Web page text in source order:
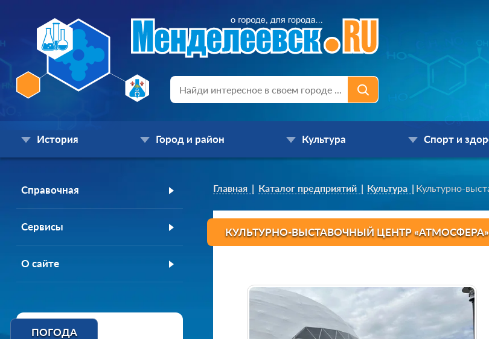
История Город и район Культура Спорт и
Справочная
Сервисы
О сайте
ПОГОДА
Главная Каталог предприятий Культура Культурно-
КУЛЬТУРНО-ВЫСТАВОЧНЫЙ ЦЕНТР «АТМОСФЕРА»